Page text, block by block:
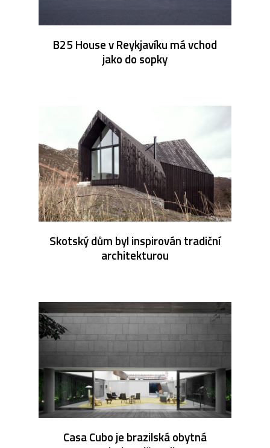
B25 House v Reykjavíku má vchod
jako do sopky
Skotský dům byl inspirován tradiční
architekturou
Casa Cubo je brazilská obytná